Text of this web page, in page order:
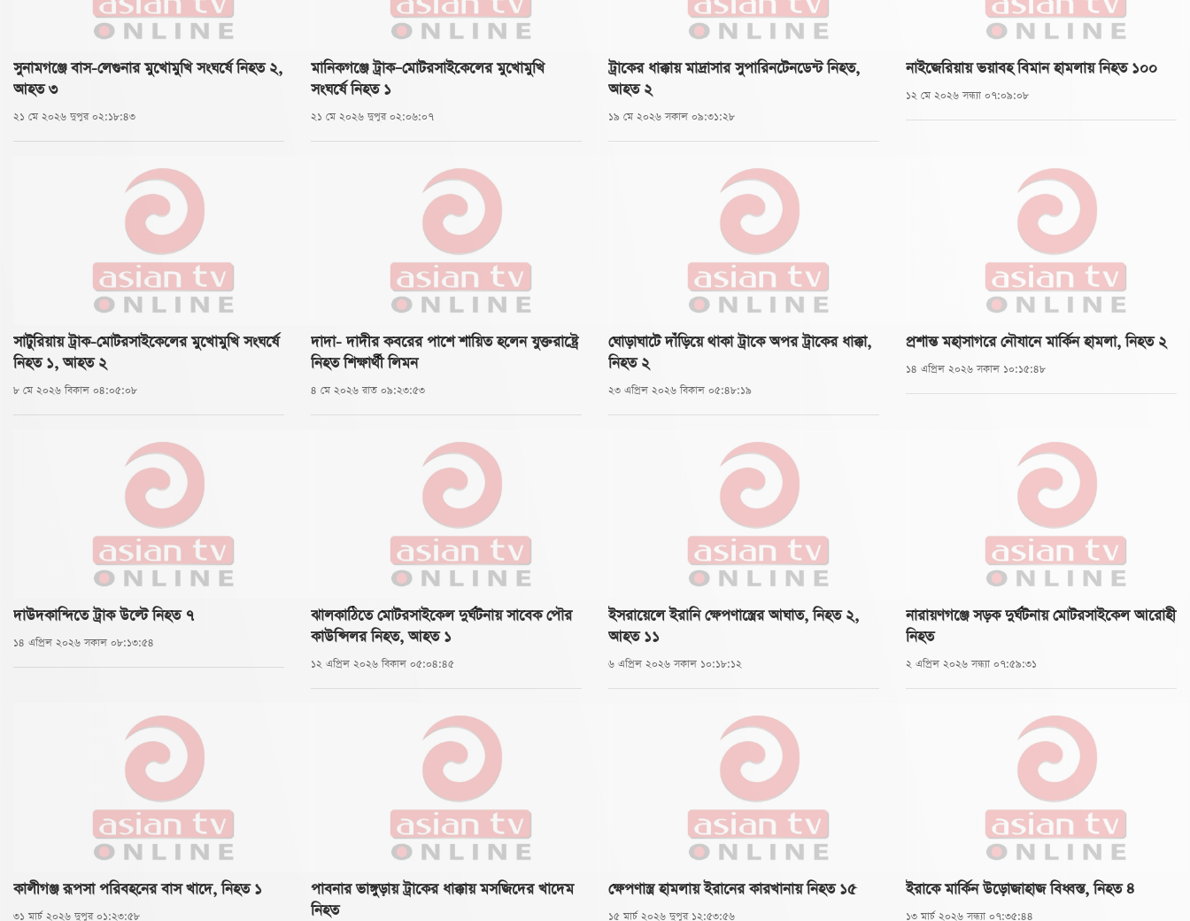
সুনামগঞ্জে বাস-লেগুনার মুখোমুখি সংঘর্ষে নিহত ২,
আহত ৩
২১ মে ২০২৬ দুপুর ০২:১৮:৪৩
মানিকগঞ্জে ট্রাক–মোটরসাইকেলের মুখোমুখি
সংঘর্ষে নিহত ১
২১ মে ২০২৬ দুপুর ০২:০৬:০৭
ট্রাকের ধাক্কায় মাদ্রাসার সুপারিনটেনডেন্ট নিহত,
আহত ২
১৯ মে ২০২৬ সকাল ০৯:৩১:২৮
নাইজেরিয়ায় ভয়াবহ বিমান হামলায় নিহত ১০০
১২ মে ২০২৬ সন্ধ্যা ০৭:০৯:০৮
সাটুরিয়ায় ট্রাক-মোটরসাইকেলের মুখোমুখি সংঘর্ষে
নিহত ১, আহত ২
৮ মে ২০২৬ বিকাল ০৪:০৫:০৮
দাদা- দাদীর কবরের পাশে শায়িত হলেন যুক্তরাষ্ট্রে
নিহত শিক্ষার্থী লিমন
৪ মে ২০২৬ রাত ০৯:২৩:৫৩
ঘোড়াঘাটে দাঁড়িয়ে থাকা ট্রাকে অপর ট্রাকের ধাক্কা,
নিহত ২
২৩ এপ্রিল ২০২৬ বিকাল ০৫:৪৮:১৯
প্রশান্ত মহাসাগরে নৌযানে মার্কিন হামলা, নিহত ২
১৪ এপ্রিল ২০২৬ সকাল ১০:১৫:৪৮
দাউদকান্দিতে ট্রাক উল্টে নিহত ৭
১৪ এপ্রিল ২০২৬ সকাল ০৮:১৩:৫৪
ঝালকাঠিতে মোটরসাইকেল দুর্ঘটনায় সাবেক পৌর
কাউন্সিলর নিহত, আহত ১
১২ এপ্রিল ২০২৬ বিকাল ০৫:০৪:৪৫
ইসরায়েলে ইরানি ক্ষেপণাস্ত্রের আঘাত, নিহত ২,
আহত ১১
৬ এপ্রিল ২০২৬ সকাল ১০:১৮:১২
নারায়ণগঞ্জে সড়ক দুর্ঘটনায় মোটরসাইকেল আরোহী
নিহত
২ এপ্রিল ২০২৬ সন্ধ্যা ০৭:৫৯:৩১
কালীগঞ্জ রূপসা পরিবহনের বাস খাদে, নিহত ১
৩১ মার্চ ২০২৬ দুপুর ০১:২৩:৫৮
পাবনার ভাঙ্গুড়ায় ট্রাকের ধাক্কায় মসজিদের খাদেম
নিহত
ক্ষেপণাস্ত্র হামলায় ইরানের কারখানায় নিহত ১৫
১৫ মার্চ ২০২৬ দুপুর ১২:৫৩:৫৬
ইরাকে মার্কিন উড়োজাহাজ বিধ্বস্ত, নিহত ৪
১৩ মার্চ ২০২৬ সন্ধ্যা ০৭:৩৫:৪৪